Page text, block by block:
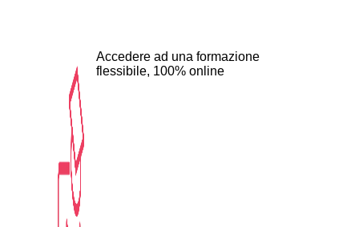
Accedere ad una formazione
flessibile, 100% online